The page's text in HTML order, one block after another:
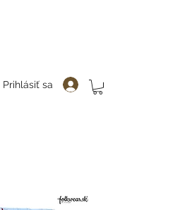
Prihlásiť sa